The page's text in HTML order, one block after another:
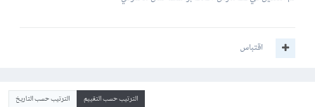
اقتباس
الترتيب حسب التقييم الترتيب حسب التاريخ